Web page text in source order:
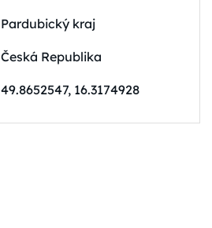
Pardubický kraj
Česká Republika
49.8652547, 16.3174928